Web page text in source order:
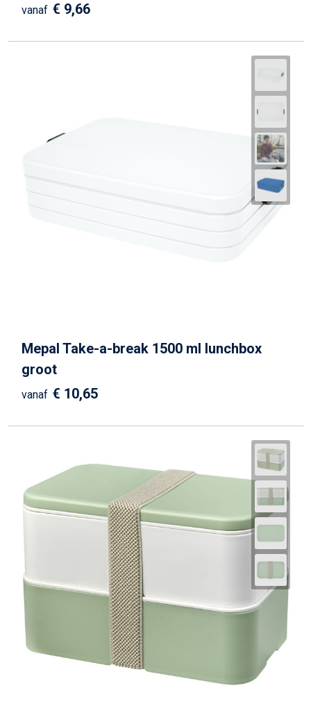
vanaf € 9,66
Mepal Take-a-break 1500 ml lunchbox
groot
vanaf € 10,65